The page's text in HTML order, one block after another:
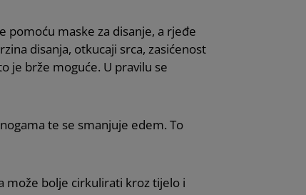
pomoću maske za disanje, a rjeđe
disanja, otkucaji srca, zasićenost
je brže moguće. U pravilu se
te se smanjuje edem. To
može bolje cirkulirati kroz tijelo i